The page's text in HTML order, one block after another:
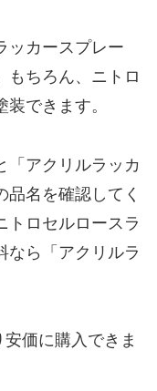
ッカースプレー
もちろん、ニトロ
できます。
「アクリルラッカ
名を確認してく
トロセルロースラ
なら「アクリルラ
価に購入できま